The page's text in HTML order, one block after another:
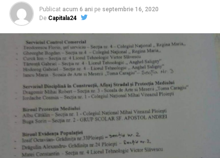
Publicat acum 6 ani pe septembrie 16, 2020
De Capitala24